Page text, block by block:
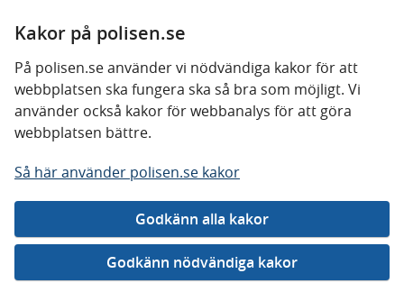
Kakor på polisen.se
På polisen.se använder vi nödvändiga kakor för att
webbplatsen ska fungera ska så bra som möjligt. Vi
använder också kakor för webbanalys för att göra
webbplatsen bättre.
Så här använder polisen.se kakor